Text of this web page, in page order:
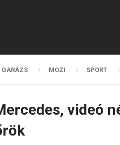
GARÁZS MOZI SPORT
videó